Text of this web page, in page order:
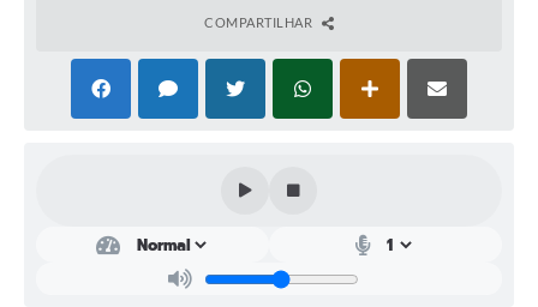
Contas Públicas
Audiências Públicas
COMPARTILHAR